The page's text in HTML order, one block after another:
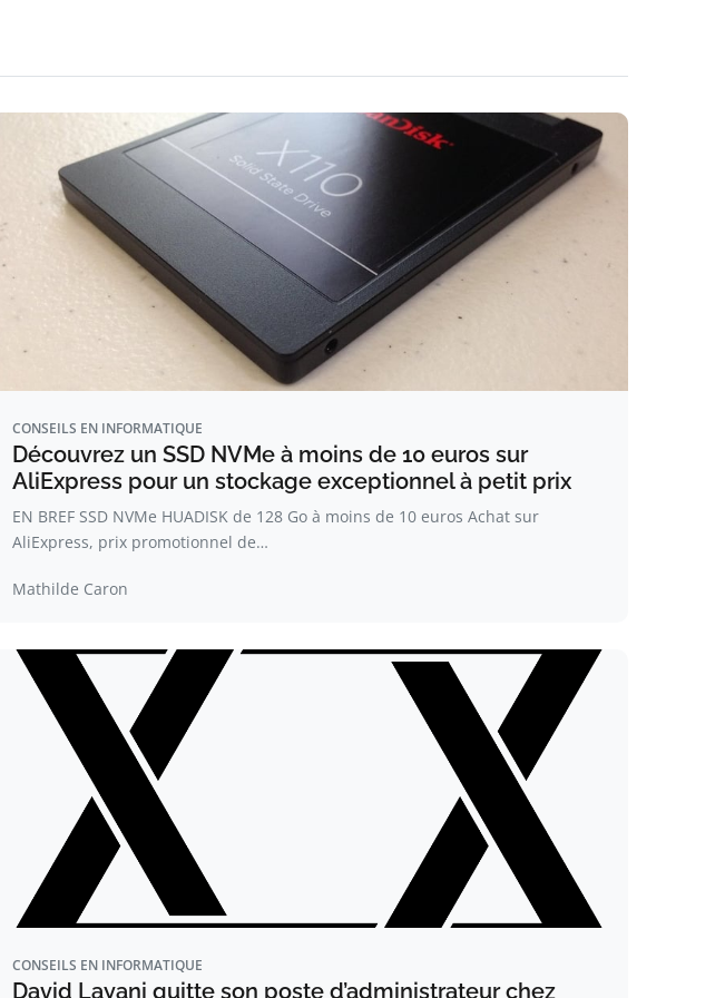
CONSEILS EN INFORMATIQUE
Découvrez un SSD NVMe à moins de 10 euros sur
AliExpress pour un stockage exceptionnel à petit prix
EN BREF SSD NVMe HUADISK de 128 Go à moins de 10 euros Achat sur
AliExpress, prix promotionnel de…
Mathilde Caron
CONSEILS EN INFORMATIQUE
David Layani quitte son poste d’administrateur chez